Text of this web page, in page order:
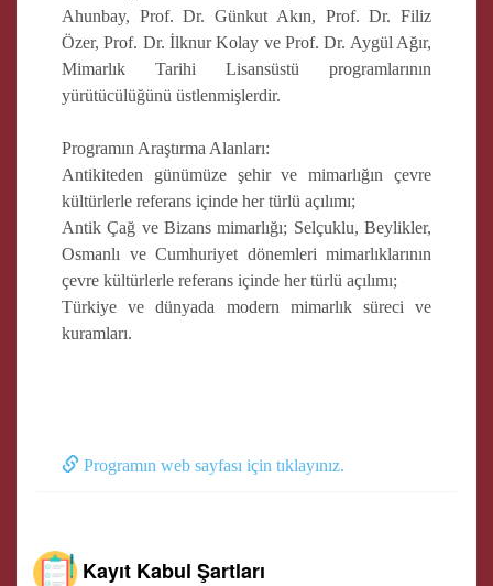
Ahunbay, Prof. Dr. Günkut Akın, Prof. Dr. Filiz
Özer, Prof. Dr. İlknur Kolay ve Prof. Dr. Aygül Ağır,
Mimarlık Tarihi Lisansüstü programlarının
yürütücülüğünü üstlenmişlerdir.
Programın Araştırma Alanları:
Antikiteden günümüze şehir ve mimarlığın çevre
kültürlerle referans içinde her türlü açılımı;
Antik Çağ ve Bizans mimarlığı; Selçuklu, Beylikler,
Osmanlı ve Cumhuriyet dönemleri mimarlıklarının
çevre kültürlerle referans içinde her türlü açılımı;
Türkiye ve dünyada modern mimarlık süreci ve
kuramları.
Programın web sayfası için tıklayınız.
Kayıt Kabul Şartları